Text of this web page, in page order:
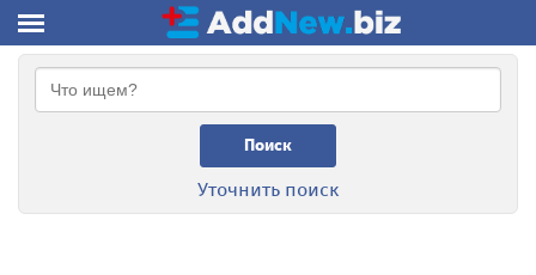
Поиск
Уточнить поиск